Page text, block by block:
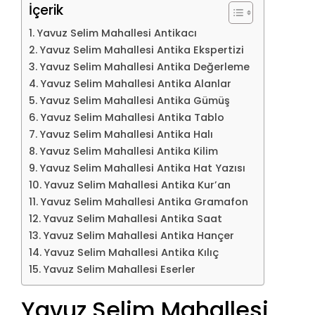
İçerik
Yavuz Selim Mahallesi Antikacı
Yavuz Selim Mahallesi Antika Ekspertizi
Yavuz Selim Mahallesi Antika Değerleme
Yavuz Selim Mahallesi Antika Alanlar
Yavuz Selim Mahallesi Antika Gümüş
Yavuz Selim Mahallesi Antika Tablo
Yavuz Selim Mahallesi Antika Halı
Yavuz Selim Mahallesi Antika Kilim
Yavuz Selim Mahallesi Antika Hat Yazısı
Yavuz Selim Mahallesi Antika Kur’an
Yavuz Selim Mahallesi Antika Gramafon
Yavuz Selim Mahallesi Antika Saat
Yavuz Selim Mahallesi Antika Hançer
Yavuz Selim Mahallesi Antika Kılıç
Yavuz Selim Mahallesi Eserler